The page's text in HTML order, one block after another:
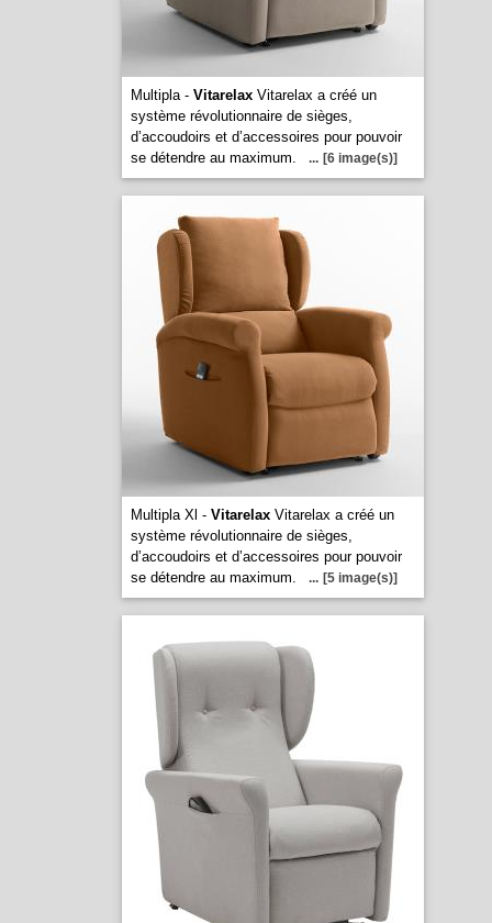
Multipla - VitarelaxVitarelax a créé un
système révolutionnaire de sièges,
d’accoudoirs et d’accessoires pour pouvoir
se détendre au maximum.
... [6 image(s)]
Multipla Xl - VitarelaxVitarelax a créé un
système révolutionnaire de sièges,
d’accoudoirs et d’accessoires pour pouvoir
se détendre au maximum.
... [5 image(s)]